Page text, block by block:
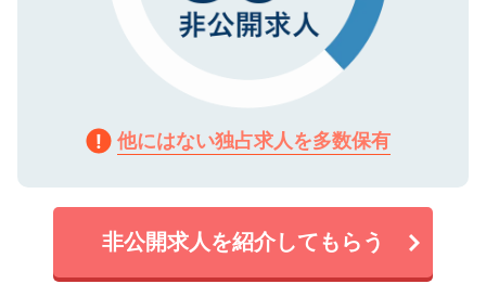
他にはない独占求人を多数保有
非公開求人を紹介してもらう